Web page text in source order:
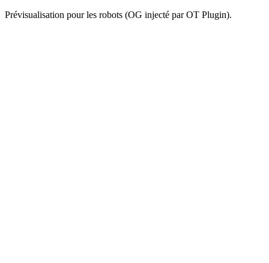
Prévisualisation pour les robots (OG injecté par OT Plugin).